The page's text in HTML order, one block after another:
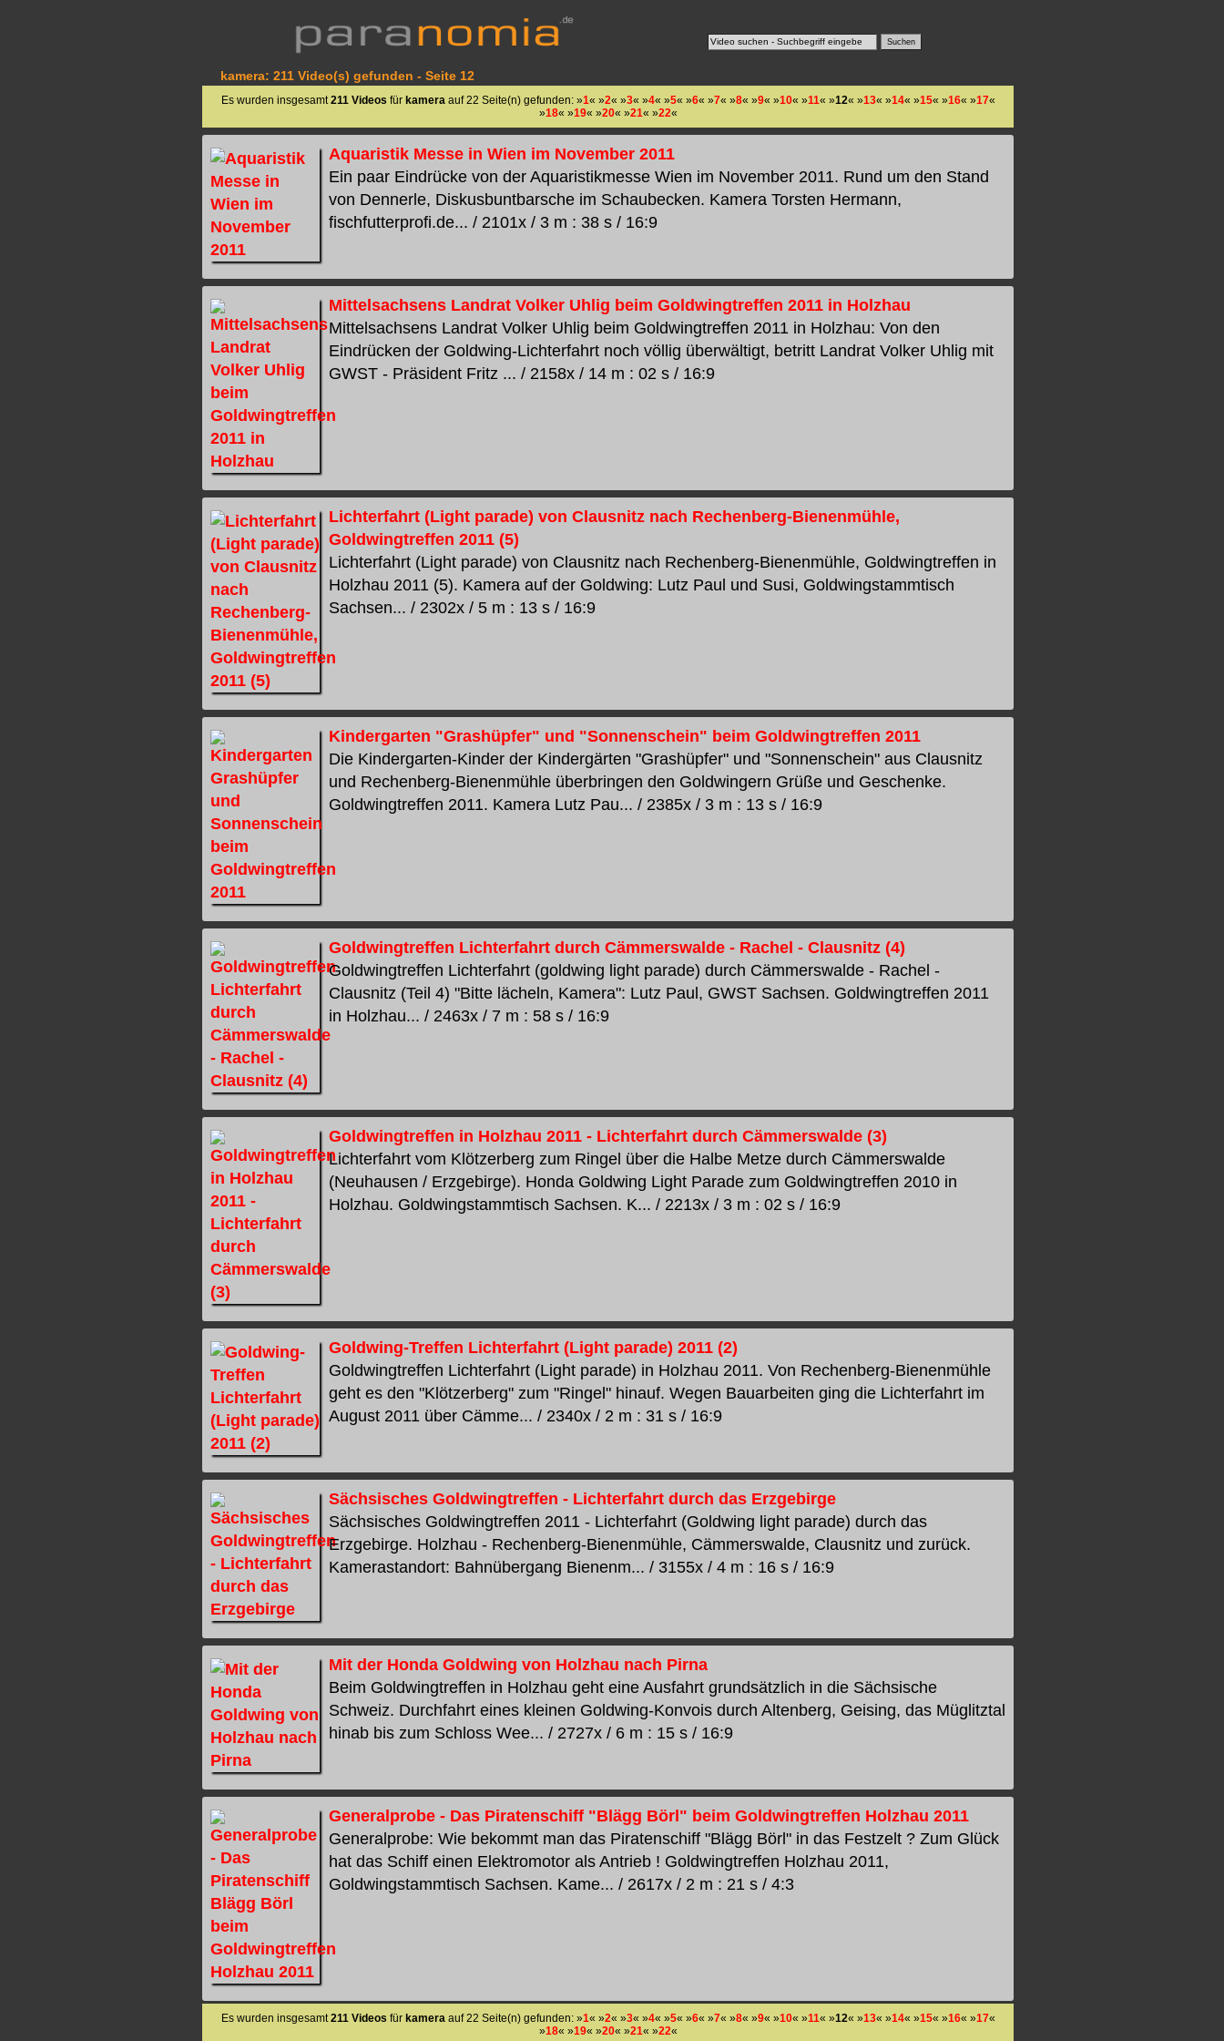
kamera: 211 Video(s) gefunden - Seite 12
Es wurden insgesamt211 Videos für kameraauf 22 Seite(n) gefunden: »1« »2« »3« »4« »5« »6« »7« »8« »9« »10« »11« »12« »13« »14« »15« »16« »17«
»18« »19« »20« »21« »22«
Aquaristik Messe in Wien im November 2011
Ein paar Eindrücke von der Aquaristikmesse Wien im November 2011. Rund um den Stand
von Dennerle, Diskusbuntbarsche im Schaubecken. Kamera Torsten Hermann,
fischfutterprofi.de... / 2101x / 3 m : 38 s / 16:9
Mittelsachsens Landrat Volker Uhlig beim Goldwingtreffen 2011 in Holzhau
Mittelsachsens Landrat Volker Uhlig beim Goldwingtreffen 2011 in Holzhau: Von den
Eindrücken der Goldwing-Lichterfahrt noch völlig überwältigt, betritt Landrat Volker Uhlig mit
GWST - Präsident Fritz ... / 2158x / 14 m : 02 s / 16:9
Lichterfahrt (Light parade) von Clausnitz nach Rechenberg-Bienenmühle,
Goldwingtreffen 2011 (5)
Lichterfahrt (Light parade) von Clausnitz nach Rechenberg-Bienenmühle, Goldwingtreffen in
Holzhau 2011 (5). Kamera auf der Goldwing: Lutz Paul und Susi, Goldwingstammtisch
Sachsen... / 2302x / 5 m : 13 s / 16:9
Kindergarten "Grashüpfer" und "Sonnenschein" beim Goldwingtreffen 2011
Die Kindergarten-Kinder der Kindergärten "Grashüpfer" und "Sonnenschein" aus Clausnitz
und Rechenberg-Bienenmühle überbringen den Goldwingern Grüße und Geschenke.
Goldwingtreffen 2011. Kamera Lutz Pau... / 2385x / 3 m : 13 s / 16:9
Goldwingtreffen Lichterfahrt durch Cämmerswalde - Rachel - Clausnitz (4)
Goldwingtreffen Lichterfahrt (goldwing light parade) durch Cämmerswalde - Rachel -
Clausnitz (Teil 4) "Bitte lächeln, Kamera": Lutz Paul, GWST Sachsen. Goldwingtreffen 2011
in Holzhau... / 2463x / 7 m : 58 s / 16:9
Goldwingtreffen in Holzhau 2011 - Lichterfahrt durch Cämmerswalde (3)
Lichterfahrt vom Klötzerberg zum Ringel über die Halbe Metze durch Cämmerswalde
(Neuhausen / Erzgebirge). Honda Goldwing Light Parade zum Goldwingtreffen 2010 in
Holzhau. Goldwingstammtisch Sachsen. K... / 2213x / 3 m : 02 s / 16:9
Goldwing-Treffen Lichterfahrt (Light parade) 2011 (2)
Goldwingtreffen Lichterfahrt (Light parade) in Holzhau 2011. Von Rechenberg-Bienenmühle
geht es den "Klötzerberg" zum "Ringel" hinauf. Wegen Bauarbeiten ging die Lichterfahrt im
August 2011 über Cämme... / 2340x / 2 m : 31 s / 16:9
Sächsisches Goldwingtreffen - Lichterfahrt durch das Erzgebirge
Sächsisches Goldwingtreffen 2011 - Lichterfahrt (Goldwing light parade) durch das
Erzgebirge. Holzhau - Rechenberg-Bienenmühle, Cämmerswalde, Clausnitz und zurück.
Kamerastandort: Bahnübergang Bienenm... / 3155x / 4 m : 16 s / 16:9
Mit der Honda Goldwing von Holzhau nach Pirna
Beim Goldwingtreffen in Holzhau geht eine Ausfahrt grundsätzlich in die Sächsische
Schweiz. Durchfahrt eines kleinen Goldwing-Konvois durch Altenberg, Geising, das Müglitztal
hinab bis zum Schloss Wee... / 2727x / 6 m : 15 s / 16:9
Generalprobe - Das Piratenschiff "Blägg Börl" beim Goldwingtreffen Holzhau 2011
Generalprobe: Wie bekommt man das Piratenschiff "Blägg Börl" in das Festzelt ? Zum Glück
hat das Schiff einen Elektromotor als Antrieb ! Goldwingtreffen Holzhau 2011,
Goldwingstammtisch Sachsen. Kame... / 2617x / 2 m : 21 s / 4:3
Es wurden insgesamt211 Videos für kameraauf 22 Seite(n) gefunden: »1« »2« »3« »4« »5« »6« »7« »8« »9« »10« »11« »12« »13« »14« »15« »16« »17«
»18« »19« »20« »21« »22«